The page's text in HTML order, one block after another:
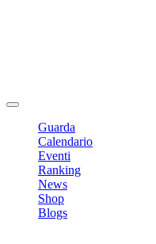
Guarda
Calendario
Eventi
Ranking
News
Shop
Blogs